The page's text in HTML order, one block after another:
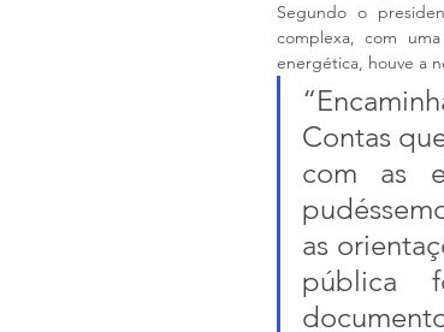
Segundo o
complexa, com
energética, houve a
Contas
com as
as
pública